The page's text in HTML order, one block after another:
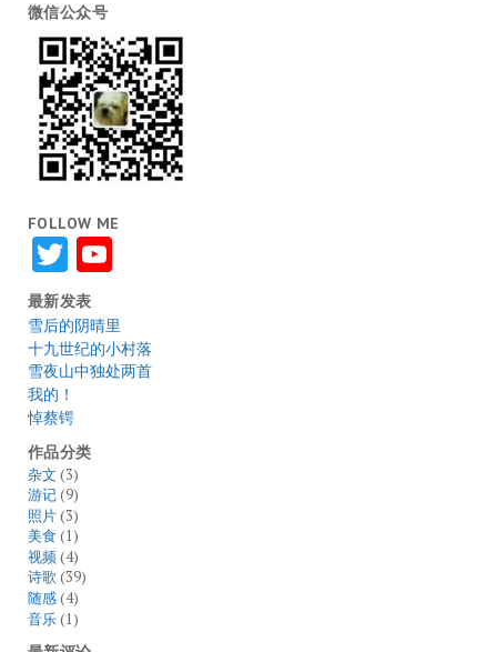
微信公众号
FOLLOW ME
TwitterYouTube
最新发表
雪后的阴晴里
十九世纪的小村落
雪夜山中独处两首
我的！
悼蔡锷
作品分类
杂文 (3)
游记(9)
照片(3)
美食 (1)
视频(4)
诗歌(39)
随感(4)
音乐(1)